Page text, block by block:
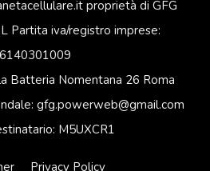
proprietà di GFG
Partita iva/registro imprese:
Batteria Nomentana 26 Roma
gfg.powerweb@gmail.com
M5UXCR1
Privacy Policy